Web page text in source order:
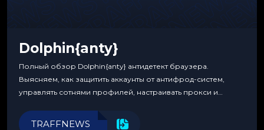
Dolphin{anty}
Полный обзор Dolphin{anty} антидетект браузера.
Выясняем, как защитить аккаунты от антифрод-систем,
управлять сотнями профилей, настраивать прокси и
эффективности.
TRAFFNEWS